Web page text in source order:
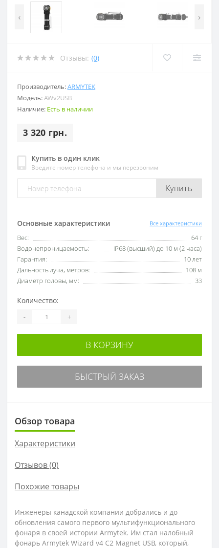
‹ ›
Отзывы: (0)
Производитель:ARMYTEK
Модель:AWv2USB
Наличие: Есть в наличии
3 320 грн.
Купить в один клик
Введите номер телефона и мы перезвоним
Купить
Основные характеристики Все характеристики
Вес:
64 г
Водонепроницаемость:
IP68 (высший) до 10 м (2 часа)
Гарантия:
10 лет
Дальность луча, метров:
108 м
Диаметр головы, мм:
33
Количество:
- +
В КОРЗИНУ
БЫСТРЫЙ ЗАКАЗ
Обзор товара
Характеристики
Отзывов (0)
Похожие товары
Инженеры канадской компании добрались и до
обновления самого первого мультифункционального
фонаря в своей истории Armytek. Им стал налобный
фонарь Armytek Wizard v4 C2 Magnet USB, который,